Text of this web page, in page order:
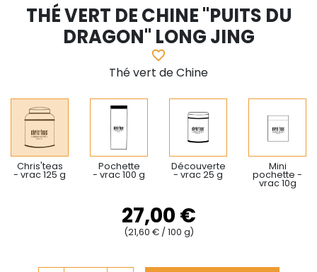
THÉ VERT DE CHINE "PUITS DU
DRAGON" LONG JING
favorite_border
Thé vert de Chine
Chris'teas
- vrac 125 g
Pochette
- vrac 100 g
Découverte
- vrac 25 g
Mini
pochette -
vrac 10g
27,00 €
(21,60 € / 100 g)